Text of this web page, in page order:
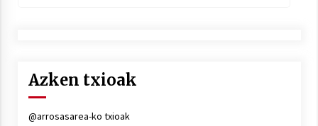
Azken txioak
@arrosasarea-ko txioak